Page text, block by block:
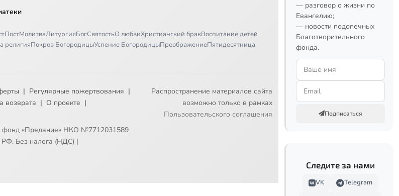
ПостМолитваЛитургияБогСвятостьО любвиХристианский бракВоспитание детей
религияПокров БогородицыУспение БогородицыПреображениеПятидесятница
| Регулярные пожертвования |
возврата | О проекте |
фонд «Предание» НКО №7712031589
РФ. Без налога (НДС) |
Распространение материалов сайта
возможно только в рамках
Пользовательского соглашения
— разговор о жизни по
Евангелию;
— новости подопечных
Благотворительного
фонда.
Подписаться
Следите за нами
VK
Telegram